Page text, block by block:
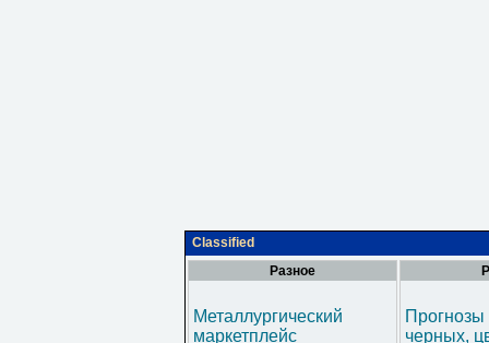
Classified
Разное
Металлургический
маркетплейс
черных,